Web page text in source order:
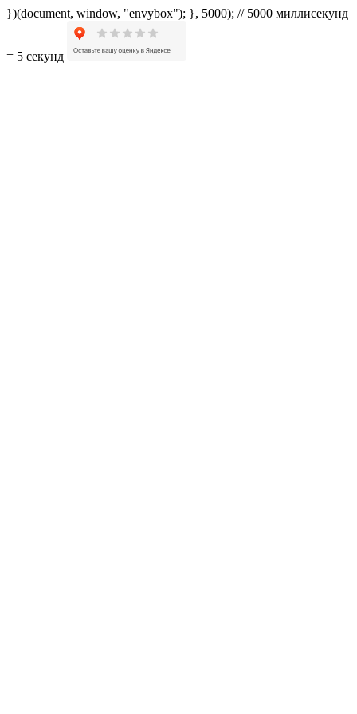
})(document, window, "envybox"); }, 5000); // 5000 миллисекунд
= 5 секунд